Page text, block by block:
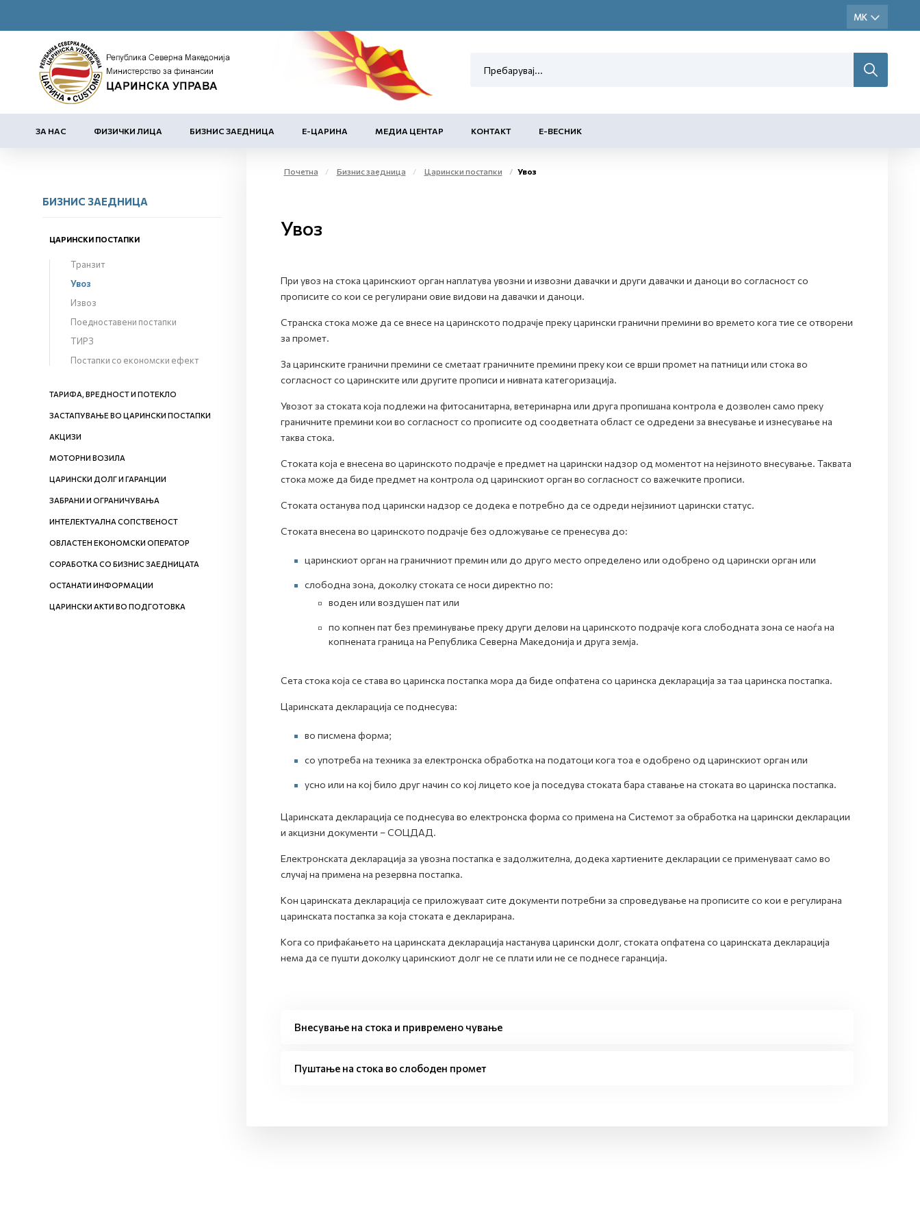
ЗА НАС ФИЗИЧКИ ЛИЦА БИЗНИС ЗАЕДНИЦА Е-ЦАРИНА МЕДИА ЦЕНТАР КОНТАКТ Е-ВЕСНИК
БИЗНИС ЗАЕДНИЦА
ЦАРИНСКИ ПОСТАПКИ
Транзит
Увоз
Извоз
Поедноставени постапки
ТИРЗ
Постапки со економски ефект
ТАРИФА, ВРЕДНОСТ И ПОТЕКЛО
ЗАСТАПУВАЊЕ ВО ЦАРИНСКИ ПОСТАПКИ
АКЦИЗИ
МОТОРНИ ВОЗИЛА
ЦАРИНСКИ ДОЛГ И ГАРАНЦИИ
ЗАБРАНИ И ОГРАНИЧУВАЊА
ИНТЕЛЕКТУАЛНА СОПСТВЕНОСТ
ОВЛАСТЕН ЕКОНОМСКИ ОПЕРАТОР
СОРАБОТКА СО БИЗНИС ЗАЕДНИЦАТА
ОСТАНАТИ ИНФОРМАЦИИ
ЦАРИНСКИ АКТИ ВО ПОДГОТОВКА
Почетна Бизнис заедница Царински постапки Увоз
Увоз
При увоз на стока царинскиот орган наплатува увозни и извозни давачки и други давачки и даноци во согласност со
прописите со кои се регулирани овие видови на давачки и даноци.
Странска стока може да се внесе на царинското подрачје преку царински гранични премини во времето кога тие се отворени
за промет.
За царинските гранични премини се сметаат граничните премини преку кои се врши промет на патници или стока во
согласност со царинските или другите прописи и нивната категоризација.
Увозот за стоката која подлежи на фитосанитарна, ветеринарна или друга пропишана контрола е дозволен само преку
граничните премини кои во согласност со прописите од соодветната област се одредени за внесување и изнесување на
таква стока.
Стоката која е внесена во царинското подрачје е предмет на царински надзор од моментот на нејзиното внесување. Таквата
стока може да биде предмет на контрола од царинскиот орган во согласност со важечките прописи.
Стоката останува под царински надзор се додека е потребно да се одреди нејзиниот царински статус.
Стоката внесена во царинското подрачје без одложување се пренесува до:
царинскиот орган на граничниот премин или до друго место определено или одобрено од царински орган или
слободна зона, доколку стоката се носи директно по:
воден или воздушен пат или
по копнен пат без преминување преку други делови на царинското подрачје кога слободната зона се наоѓа на
копнената граница на Република Северна Македонија и друга земја.
Сета стока која се става во царинска постапка мора да биде опфатена со царинска декларација за таа царинска постапка.
Царинската декларација се поднесува:
во писмена форма;
со употреба на техника за електронска обработка на податоци кога тоа е одобрено од царинскиот орган или
усно или на кој било друг начин со кој лицето кое ја поседува стоката бара ставање на стоката во царинска постапка.
Царинската декларација се поднесува во електронска форма со примена на Системот за обработка на царински декларации
и акцизни документи – СОЦДАД.
Електронската декларација за увозна постапка е задолжителна, додека хартиените декларации се применуваат само во
случај на примена на резервна постапка.
Кон царинската декларација се приложуваат сите документи потребни за спроведување на прописите со кои е регулирана
царинската постапка за која стоката е декларирана.
Кога со прифаќањето на царинската декларација настанува царински долг, стоката опфатена со царинската декларација
нема да се пушти доколку царинскиот долг не се плати или не се поднесе гаранција.
Внесување на стока и привремено чување
Пуштање на стока во слободен промет